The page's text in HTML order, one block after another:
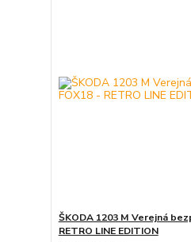
ŠKODA 1203 M Verejná
RETRO LINE EDITION